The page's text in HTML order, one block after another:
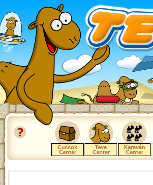
Cuccok
Center
Teve
Center
Karaván
Center